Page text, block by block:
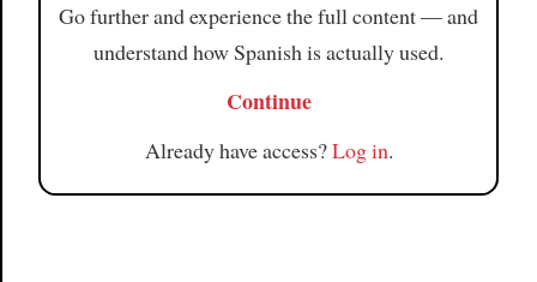
Go further and experience the full content — and
understand how Spanish is actually used.
Continue
Already have access?Log in.